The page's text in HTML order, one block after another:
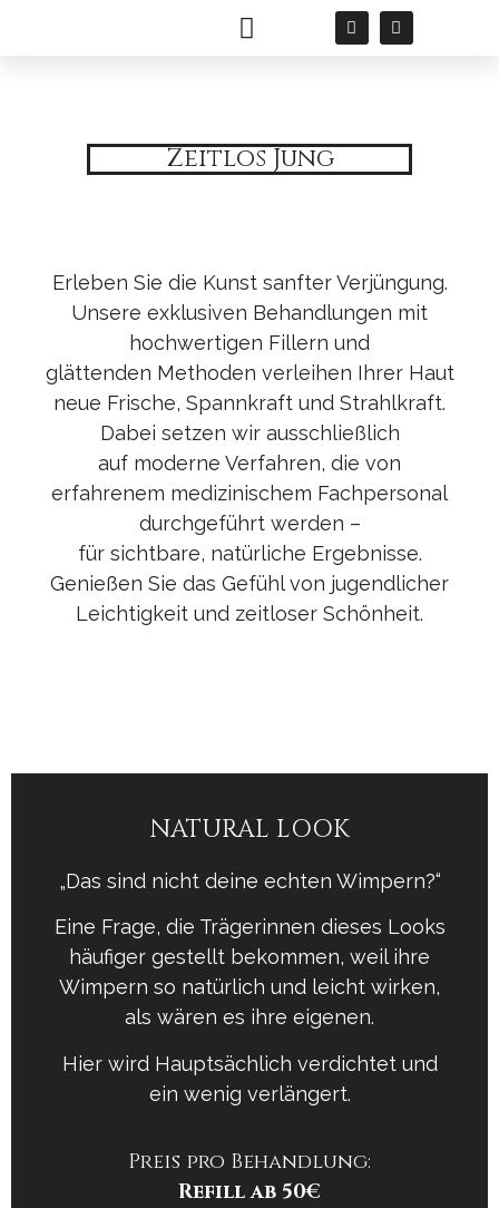
Zeitlos Jung
Erleben Sie die Kunst sanfter Verjüngung.
Unsere exklusiven Behandlungen mit
hochwertigen Fillern und
glättenden Methoden verleihen Ihrer Haut
neue Frische, Spannkraft und Strahlkraft.
Dabei setzen wir ausschließlich
auf moderne Verfahren, die von
erfahrenem medizinischem Fachpersonal
durchgeführt werden –
für sichtbare, natürliche Ergebnisse.
Genießen Sie das Gefühl von jugendlicher
Leichtigkeit und zeitloser Schönheit.
NATURAL LOOK
„Das sind nicht deine echten Wimpern?“
Eine Frage, die Trägerinnen dieses Looks
häufiger gestellt bekommen, weil ihre
Wimpern so natürlich und leicht wirken,
als wären es ihre eigenen.
Hier wird Hauptsächlich verdichtet und
ein wenig verlängert.
Preis pro Behandlung:
Refill ab 50€